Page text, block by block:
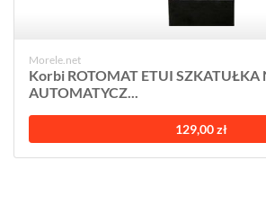
Morele.net
Korbi ROTOMAT ETUI SZKATUŁKA
AUTOMATYCZ...
129,00 zł